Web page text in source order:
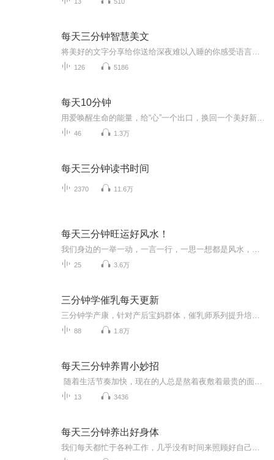
每天三分钟智慧美文
126 5186
每天10分钟
46 1.3万
每天三分钟读书时间
2370 11.6万
每天三分钟旺运好风水！
25 3.6万
三分钟学催乳每天更新
88 1.8万
每天三分钟养胃小妙招
13 3436
每天三分钟养出好身体